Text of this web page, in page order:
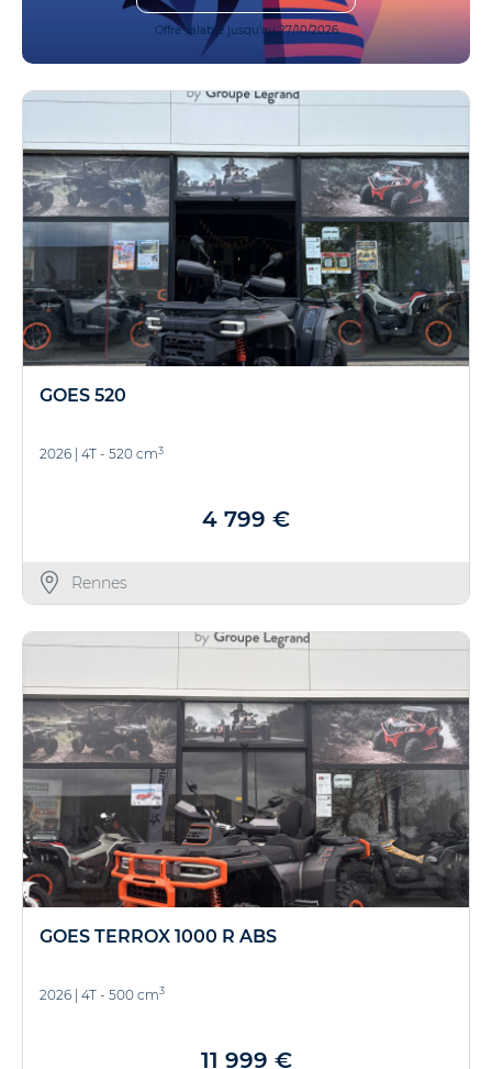
Offre valable jusqu'au 27/10/2026
GOES 520
2026 4T - 520 cm3
4 799 €
Rennes
GOES TERROX 1000 R ABS
2026 4T - 500 cm3
11 999 €